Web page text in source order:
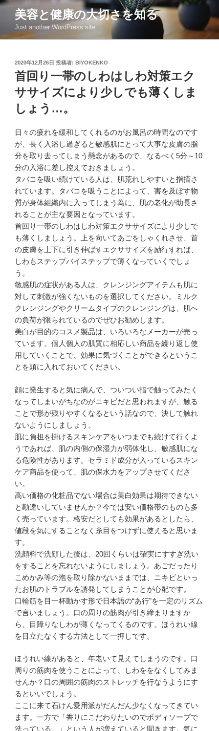
コ
ン
美容と健康の大切さを知る
Just another WordPress site
投
稿
日:
2020年12月26日 投稿者: BIYOKENKO
首回り一帯のしわはしわ対策エク
ササイズにより少しでも薄くしま
しょう…。
日々の疲れを緩和してくれるのがお風呂の時間なのです
が、長く入浴し過ぎると敏感肌にとって大事な皮膚の脂
分を取り去ってしまう懸念があるので、なるべく5分～10
分の入浴に差し控えておきましょう。
タバコを吸い続けている人は、肌荒れしやすいと指摘さ
れています。タバコを吸うことによって、害を及ぼす物
質が身体組織内に入ってしまう為に、肌の老化が助長さ
れることが主な要因となっています。
首回り一帯のしわはしわ対策エクササイズにより少しで
も薄くしましょう。上を向いてあごをしゃくれさせ、首
の皮膚を上下に引き伸ばすエクササイズを励行すれば、
しわもステップバイステップで薄くなっていくでしょ
う。
敏感肌の症状がある人は、クレンジングアイテムも肌に
対して刺激が強くないものを選択してください。ミルク
クレンジングやクリームタイプのクレンジングは、肌へ
の負荷が限られているのでぜひお勧めします。
美白が目的のコスメ製品は、いろいろなメーカーが売っ
ています。個人個人の肌質に相応しい商品を繰り返し使
用していくことで、効果に気づくことができるというこ
とを頭に入れておいてください。
顔に発生すると気に病んで、ついつい指で触ってみたく
なってしまいがちなのがニキビだと思われますが、触る
ことで形が残りやすくなるという話なので、決して触れ
ないようにしましょう。
肌に負担を掛けるスキンケアをいつまでも続けて行くよ
うであれば、肌の内側の保湿力が弱体化し、敏感肌にな
る危険性があります。セラミド成分が入っているスキン
ケア商品を使って、肌の保水力をアップさせてくださ
い。
高い価格の化粧品でない場合は美白効果は期待できない
と勘違いしていませんか？今では安い価格帯のものも多
く売っています。格安だとしても効果があるとしたら、
値段を気にすることなく糸目をつけずに使えると思いま
す。
洗顔料で洗顔した後は、20回くらいは確実にすすぎ洗い
をすることを忘れないようにしましょう。あごだったり
こめかみ等の泡を取り除かないままでは、ニキビといっ
たお肌のトラブルを誘発してしまうことが心配です。
口輪筋を目一杯動かす形で日本語の“あ行”を一定のリズム
で言いましょう。口の周りの筋肉が引き締まりますか
ら、目障りなしわが薄くなってくるのです。ほうれい線
を目立たなくする方法として一押しです。
ほうれい線があると、年老いて見えてしまうのです。口
周りの筋肉を使うことによって、しわををなくしてみま
せんか？口の周囲の筋肉のストレッチを行なうようにす
るといいでしょう。
ここに来て石けん愛用派がだんだん少なくなってきてい
ます。一方で「香りにこだわりたいのでボディソープで
洗っている。」という人が増えていると聞きます。気に